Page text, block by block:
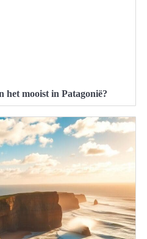
het mooist in Patagonië?